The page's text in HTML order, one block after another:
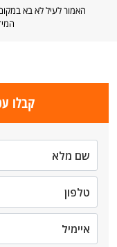
האמור לעיל לא בא
קבלו